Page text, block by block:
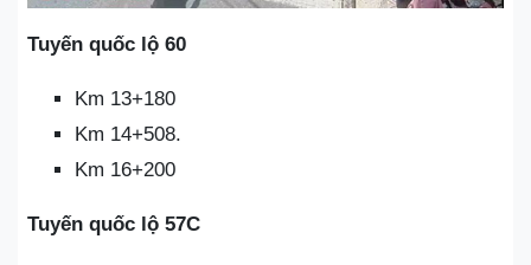
Tuyến quốc lộ 60
Km 13+180
Km 14+508.
Km 16+200
Tuyến quốc lộ 57C